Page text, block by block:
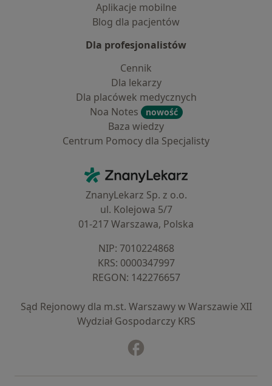
Aplikacje mobilne
Blog dla pacjentów
Dla profesjonalistów
Cennik
Dla lekarzy
Dla placówek medycznych
Noa Notes
nowość
Baza wiedzy
Centrum Pomocy dla Specjalisty
ZnanyLekarz - Strona główna
ZnanyLekarz Sp. z o.o.
ul. Kolejowa 5/7
01-217 Warszawa, Polska
NIP: ⁠7010224868
KRS: ⁠0000347997
REGON: ⁠142276657
Sąd Rejonowy dla m.st. Warszawy w Warszawie XII
Wydział Gospodarczy KRS